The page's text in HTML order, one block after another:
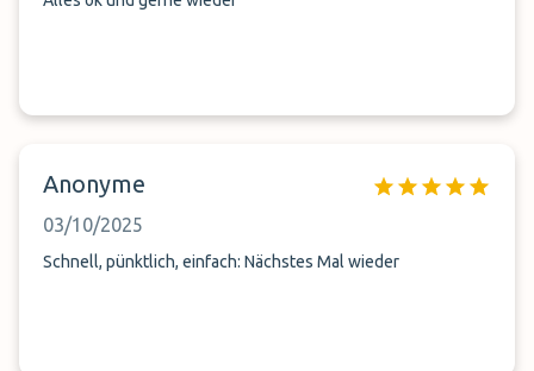
Anonyme
03/10/2025
Schnell, pünktlich, einfach: Nächstes Mal wieder